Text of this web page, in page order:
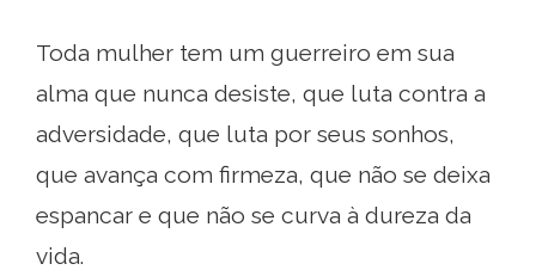
Toda mulher tem um guerreiro em sua
alma que nunca desiste, que luta contra a
adversidade, que luta por seus sonhos,
que avança com firmeza, que não se deixa
espancar e que não se curva à dureza da
vida.